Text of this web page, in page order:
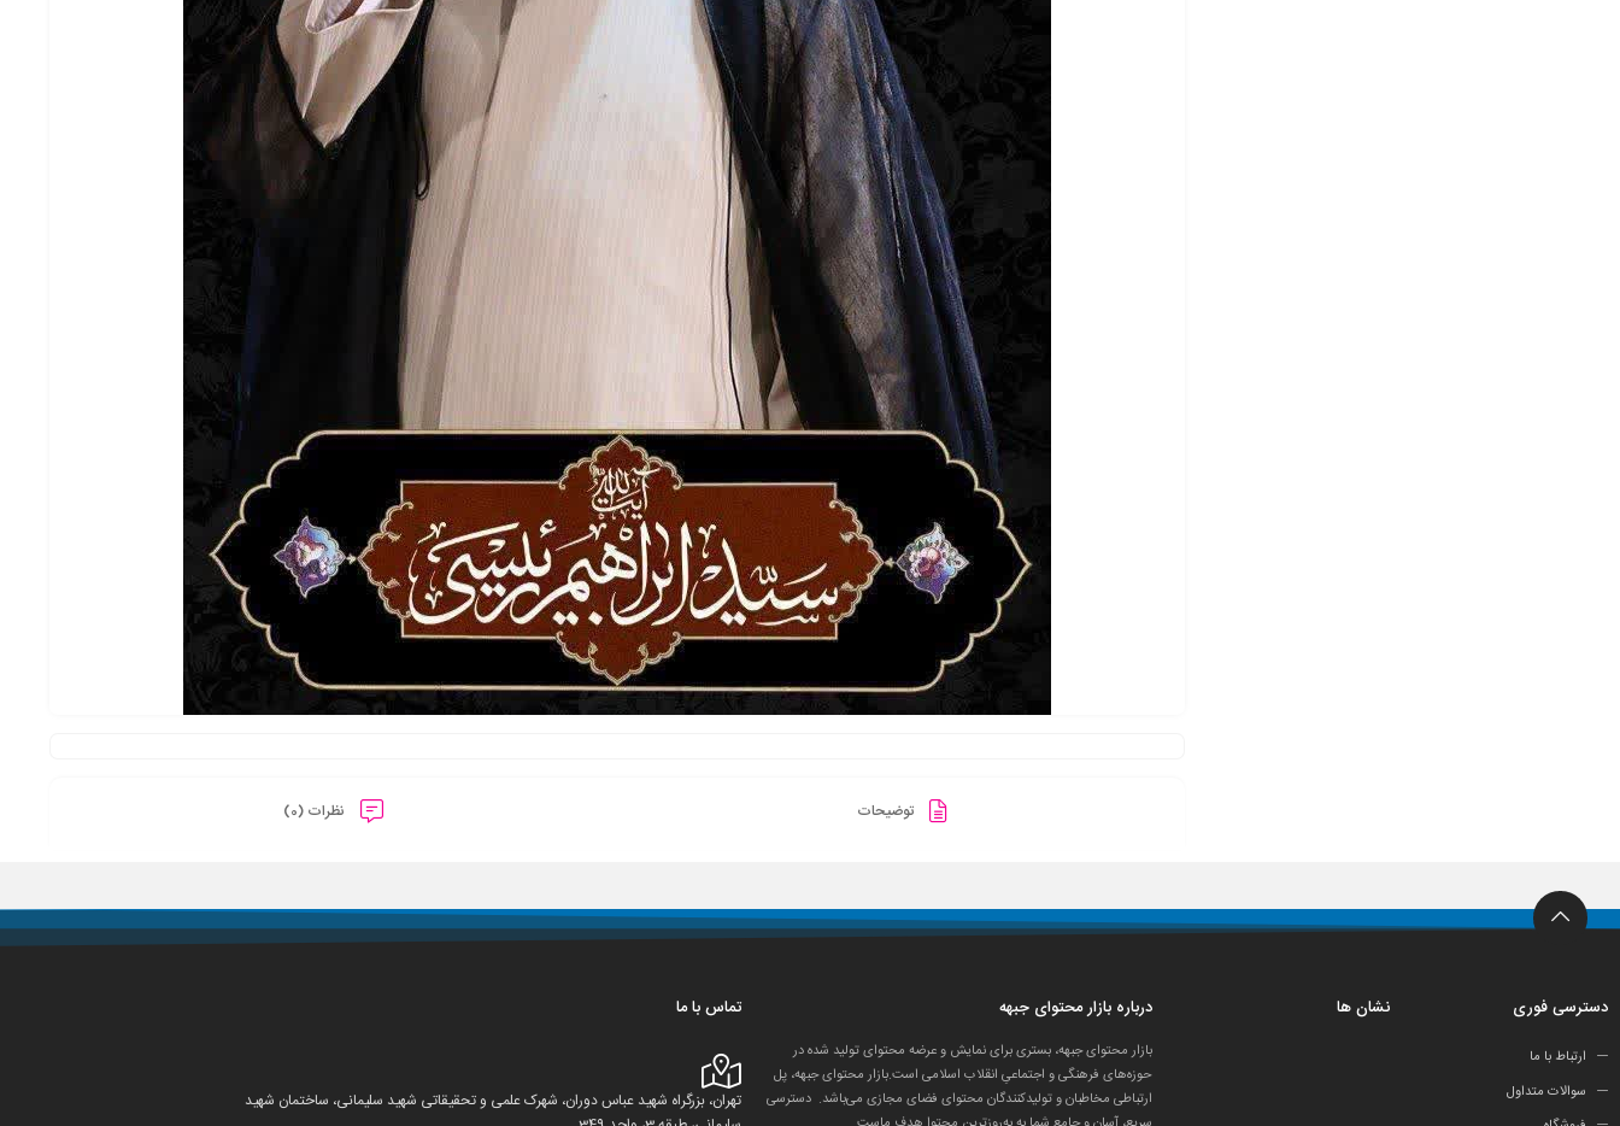
توضیحات نظرات (0)
دسترسی فوری
ارتباط با ما
سوالات متداول
نشان ها درباره بازار محتوای جبهه
بازار محتوای جبهه، بستری برای نمایش و عرضه محتوای تولید شده در
حوزه‌های فرهنگی و اجتماعیِ انقلاب اسلامی است.بازار محتوای جبهه، پل
ارتباطی مخاطبان و تولید‌کنندگان محتوای فضای مجازی می‌باشد. دسترسی
تماس با ما
تهران، بزرگراه شهید عباس دوران، شهرک علمی و تحقیقاتی شهید سلیمانی، ساختمان شهید